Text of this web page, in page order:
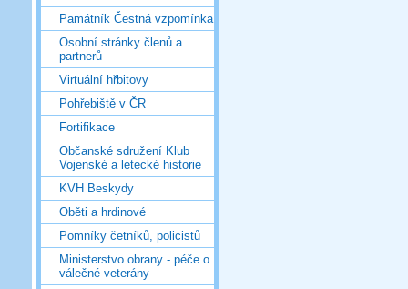
Památník Čestná vzpomínka
Osobní stránky členů a
partnerů
Virtuální hřbitovy
Pohřebiště v ČR
Fortifikace
Občanské sdružení Klub
Vojenské a letecké historie
KVH Beskydy
Oběti a hrdinové
Pomníky četníků, policistů
Ministerstvo obrany - péče o
válečné veterány